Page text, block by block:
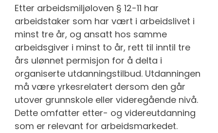
Etter arbeidsmiljøloven § 12-11 har
arbeidstaker som har vært i arbeidslivet i
minst tre år, og ansatt hos samme
arbeidsgiver i minst to år, rett til inntil tre
års ulønnet permisjon for å delta i
organiserte utdanningstilbud. Utdanningen
må være yrkesrelatert dersom den går
utover grunnskole eller videregående nivå.
Dette omfatter etter- og videreutdanning
som er relevant for arbeidsmarkedet.